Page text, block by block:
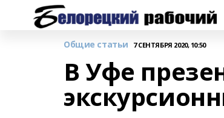
Общие статьи 7 СЕНТЯБРЯ 2020, 10:50
В Уфе